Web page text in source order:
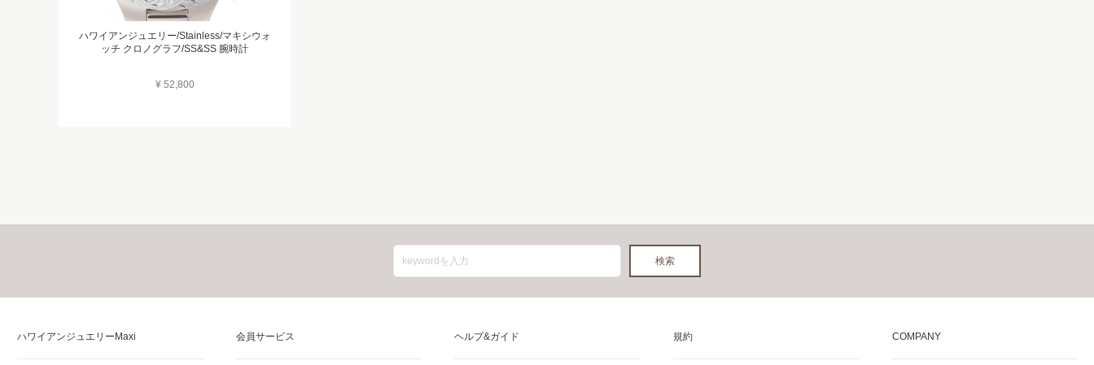
ハワイアンジュエリー/Stainless/マキシウォ
ッチ クロノグラフ/SS&SS 腕時計
¥ 52,800
ハワイアンジュエリーMaxi 会員サービス ヘルプ&ガイド 規約 COMPANY